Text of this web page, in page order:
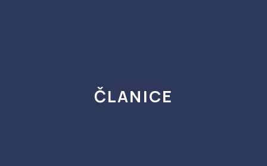
ČLANICE